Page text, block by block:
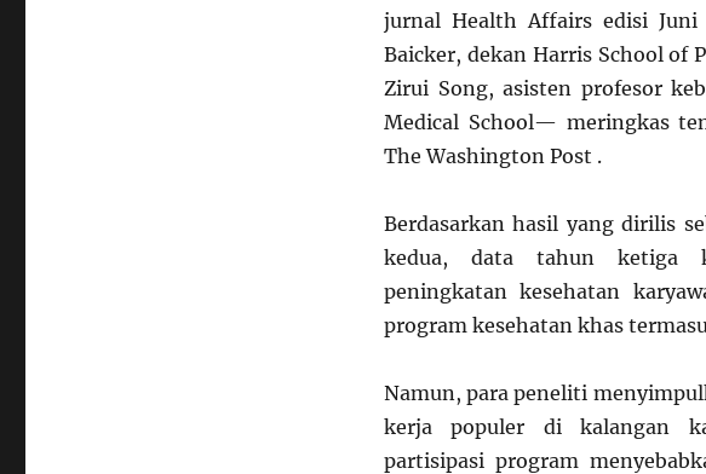
jurnal Health Affairs edisi
Baicker, dekan Harris School of
Zirui Song, asisten profesor
Medical School— meringkas
The Washington Post .
Berdasarkan hasil yang dirilis
kedua, data tahun ketiga
peningkatan kesehatan
program kesehatan khas
Namun, para peneliti
kerja populer di kalangan
partisipasi program